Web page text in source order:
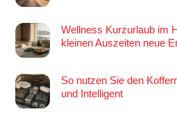
Wellness Kurzurlaub im
kleinen Auszeiten neue
So nutzen Sie den
und Intelligent